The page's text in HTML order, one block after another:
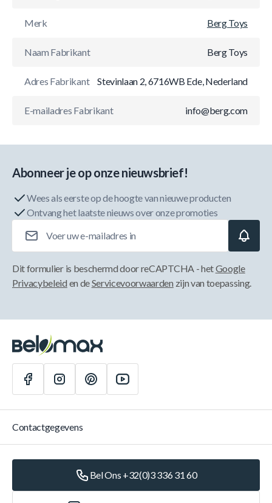
Merk Berg Toys
Naam Fabrikant Berg Toys
Adres Fabrikant Stevinlaan 2, 6716WB Ede, Nederland
E-mailadres Fabrikant info@berg.com
Abonneer je op onze nieuwsbrief!
Wees als eerste op de hoogte van nieuwe producten
Ontvang het laatste nieuws over onze promoties
Dit formulier is beschermd door reCAPTCHA - hetGoogle
Privacybeleid en deServicevoorwaarden zijn van toepassing.
Contactgegevens
Bel Ons +32(0)3 336 31 60